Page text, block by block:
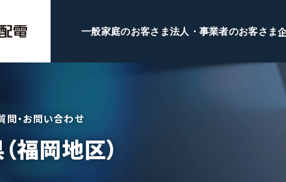
一般家庭のお客さま法人・事業者のお客さま
問・お問い合わせ
福岡地区）